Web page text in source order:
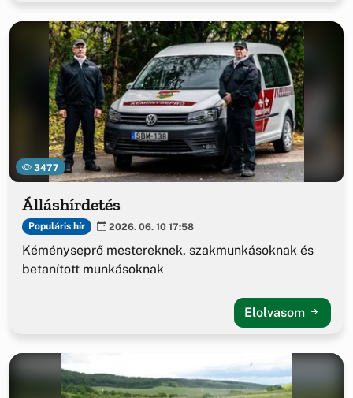
3477
Álláshírdetés
Populáris hír 2026. 06. 10 17:58
Kéményseprő mestereknek, szakmunkásoknak és
betanított munkásoknak
Elolvasom